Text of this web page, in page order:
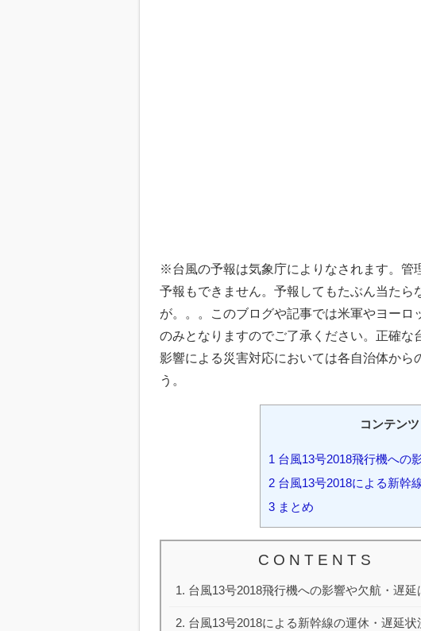
※台風の予報は気象庁によりなされます。管
予報もできません。予報してもたぶん当たら
が。。。このブログや記事では米軍やヨーロ
のみとなりますのでご了承ください。正確
影響による災害対応においては各自治体から
う。
コンテンツ
1 台風13号2018飛行機への
2 台風13号2018による新幹
3 まとめ
C O N T E N T S
台風13号2018飛行機への影響や欠航・遅延
台風13号2018による新幹線の運休・遅延状